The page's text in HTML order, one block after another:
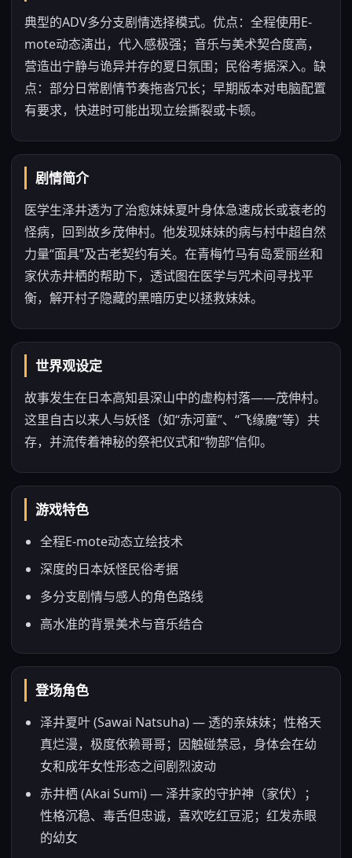
典型的ADV多分支剧情选择模式。优点：全程使用E-
mote动态演出，代入感极强；音乐与美术契合度高，
营造出宁静与诡异并存的夏日氛围；民俗考据深入。缺
点：部分日常剧情节奏拖沓冗长；早期版本对电脑配置
有要求，快进时可能出现立绘撕裂或卡顿。
剧情简介
医学生泽井透为了治愈妹妹夏叶身体急速成长或衰老的
怪病，回到故乡茂伸村。他发现妹妹的病与村中超自然
力量“面具”及古老契约有关。在青梅竹马有岛爱丽丝和
家伏赤井栖的帮助下，透试图在医学与咒术间寻找平
衡，解开村子隐藏的黑暗历史以拯救妹妹。
世界观设定
故事发生在日本高知县深山中的虚构村落——茂伸村。
这里自古以来人与妖怪（如“赤河童”、“飞缘魔”等）共
存，并流传着神秘的祭祀仪式和“物部”信仰。
游戏特色
全程E-mote动态立绘技术
深度的日本妖怪民俗考据
多分支剧情与感人的角色路线
高水准的背景美术与音乐结合
登场角色
泽井夏叶 (Sawai Natsuha) — 透的亲妹妹；性格天
真烂漫，极度依赖哥哥；因触碰禁忌，身体会在幼
女和成年女性形态之间剧烈波动
赤井栖 (Akai Sumi) — 泽井家的守护神（家伏）；
性格沉稳、毒舌但忠诚，喜欢吃红豆泥；红发赤眼
的幼女